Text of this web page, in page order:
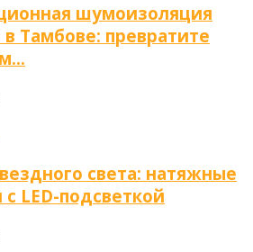
шумоизоляция
в Тамбове: превратите
света: натяжные
с LED-подсветкой